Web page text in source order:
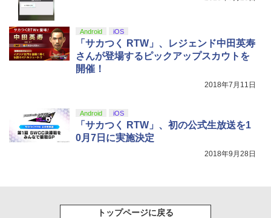
Android iOS
「サカつく RTW」、レジェンド中田英寿
さんが登場するピックアップスカウトを
開催！
2018年7月11日
Android iOS
「サカつく RTW」、初の公式生放送を1
0月7日に実施決定
2018年9月28日
トップページに戻る